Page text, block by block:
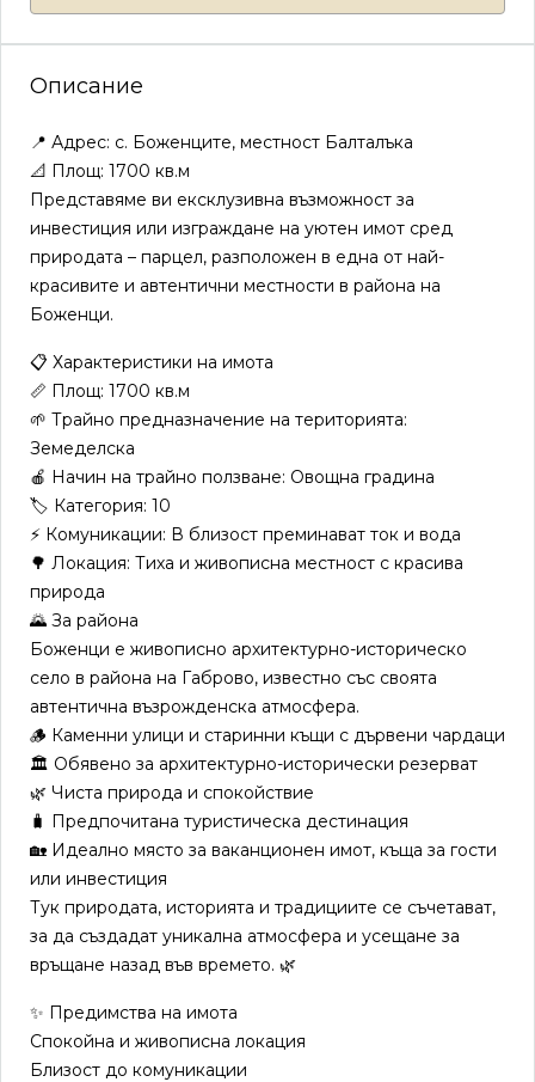
Описание
📍 Адрес: с. Боженците, местност Балталъка
📐 Площ: 1700 кв.м
Представяме ви ексклузивна възможност за
инвестиция или изграждане на уютен имот сред
природата – парцел, разположен в една от най-
красивите и автентични местности в района на
Боженци.
📋 Характеристики на имота
📏 Площ: 1700 кв.м
🌱 Трайно предназначение на територията:
Земеделска
🍎 Начин на трайно ползване: Овощна градина
🏷 Категория: 10
⚡ Комуникации: В близост преминават ток и вода
🌳 Локация: Тиха и живописна местност с красива
природа
🌄 За района
Боженци е живописно архитектурно-историческо
село в района на Габрово, известно със своята
автентична възрожденска атмосфера.
🪵 Каменни улици и старинни къщи с дървени чардаци
🏛 Обявено за архитектурно-исторически резерват
🌿 Чиста природа и спокойствие
🧳 Предпочитана туристическа дестинация
🏡 Идеално място за ваканционен имот, къща за гости
или инвестиция
Тук природата, историята и традициите се съчетават,
за да създадат уникална атмосфера и усещане за
връщане назад във времето. 🌿
✨ Предимства на имота
Спокойна и живописна локация
Близост до комуникации